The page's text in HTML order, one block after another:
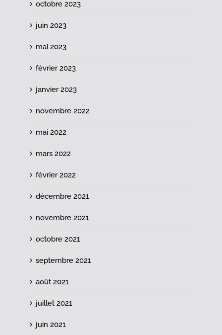
octobre 2023
juin 2023
mai 2023
février 2023
janvier 2023
novembre 2022
mai 2022
mars 2022
février 2022
décembre 2021
novembre 2021
octobre 2021
septembre 2021
août 2021
juillet 2021
juin 2021